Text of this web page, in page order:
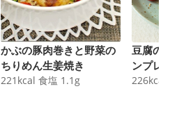
かぶの豚肉巻きと野菜の
ちりめん生姜焼き
221 kcal 食塩 1.1 g
豆腐の
ンプレ
226kcal